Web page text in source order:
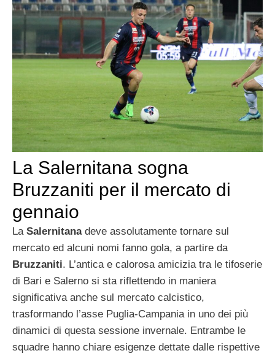
La Salernitana sogna
Bruzzaniti per il mercato di
gennaio
La Salernitanadeve assolutamente tornare sul
mercato ed alcuni nomi fanno gola, a partire da
Bruzzaniti. L’antica e calorosa amicizia tra le tifoserie
di Bari e Salerno si sta riflettendo in maniera
significativa anche sul mercato calcistico,
trasformando l’asse Puglia-Campania in uno dei più
dinamici di questa sessione invernale. Entrambe le
squadre hanno chiare esigenze dettate dalle rispettive